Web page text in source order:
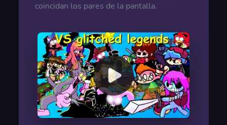
coincidan los pares de la pantalla.